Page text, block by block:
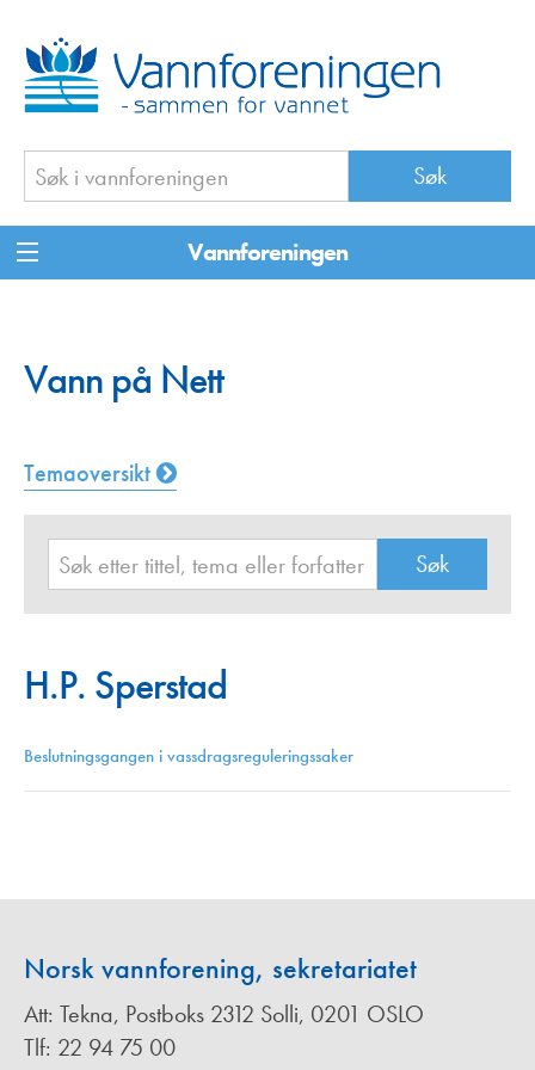
Vannforeningen
Vann på Nett
Temaoversikt
H.P. Sperstad
Beslutningsgangen i vassdragsreguleringssaker
Norsk vannforening, sekretariatet
Att: Tekna, Postboks 2312 Solli, 0201 OSLO
Tlf: 22 94 75 00